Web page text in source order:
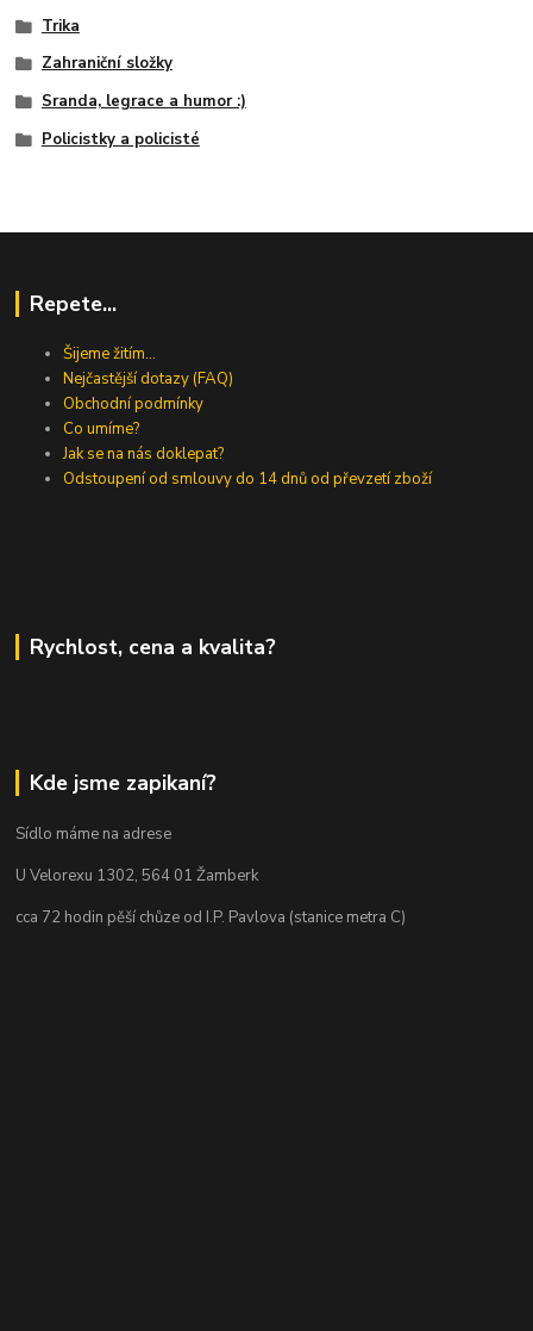
Trika
Zahraniční složky
Sranda, legrace a humor :)
Policistky a policisté
Repete...
Šijeme žitím...
Nejčastější dotazy (FAQ)
Obchodní podmínky
Co umíme?
Jak se na nás doklepat?
Odstoupení od smlouvy do 14 dnů od převzetí zboží
Rychlost, cena a kvalita?
Kde jsme zapikaní?
Sídlo máme na adrese
U Velorexu 1302, 564 01 Žamberk
cca 72 hodin pěší chůze od I.P. Pavlova (stanice metra C)